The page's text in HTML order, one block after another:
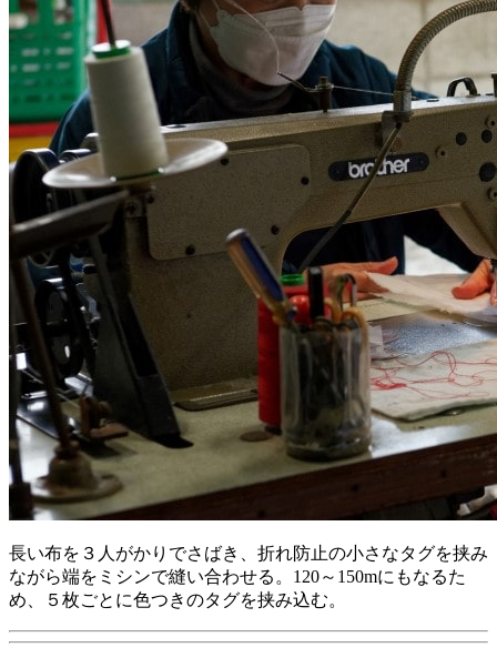
長い布を３人がかりでさばき、折れ防止の小さなタグを挟み
ながら端をミシンで縫い合わせる。120～150mにもなるた
め、５枚ごとに色つきのタグを挟み込む。